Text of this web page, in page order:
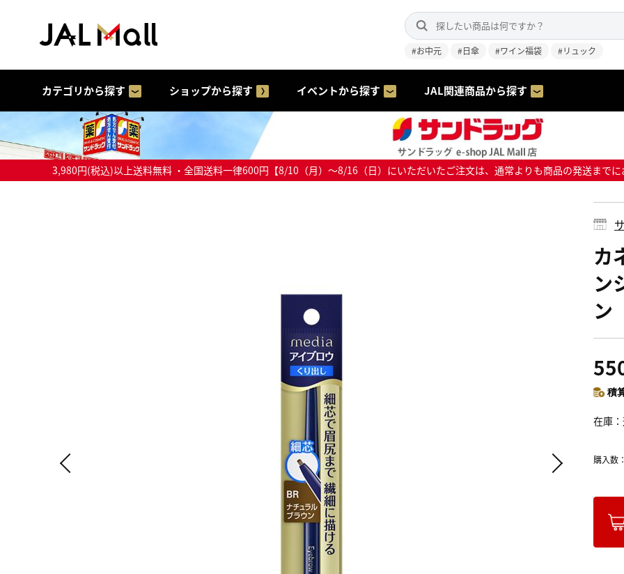
#お中元 #日傘 #ワイン福袋 #リュック
カテゴリから探す ショップから探す イベントから探す JAL関連商品から探す
3,980円(税込)以上送料無料 ・全国送料一律600円【8/10（月）～8/16（日）にいただいたご注文は、通常よりも商品の発送まで
カ
ン
ン
積
在庫
購入数